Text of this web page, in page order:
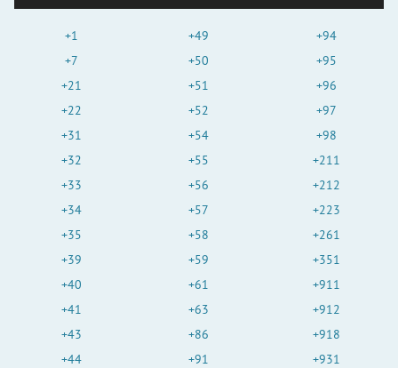
+1
+7
+21
+22
+31
+32
+33
+34
+35
+39
+40
+41
+43
+44
+49
+50
+51
+52
+54
+55
+56
+57
+58
+59
+61
+63
+86
+91
+94
+95
+96
+97
+98
+211
+212
+223
+261
+351
+911
+912
+918
+931